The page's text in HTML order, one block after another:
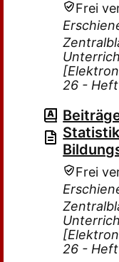
Frei
26 -
Frei
26 -